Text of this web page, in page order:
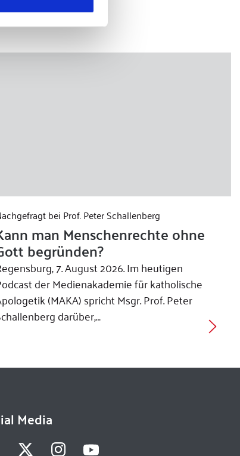
bei Prof. Peter Schallenberg
man Menschenrechte ohne
begründen?
7. August 2026. Im heutigen
der Medienakademie für katholische
(MAKA) spricht Msgr. Prof. Peter
darüber,…
Media